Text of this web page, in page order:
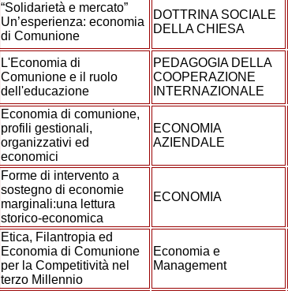
“Solidarietà e mercato”
Un’esperienza: economia
di Comunione
DOTTRINA SOCIALE
DELLA CHIESA
L'Economia di
Comunione e il ruolo
dell'educazione
PEDAGOGIA DELLA
COOPERAZIONE
INTERNAZIONALE
Economia di comunione,
profili gestionali,
organizzativi ed
economici
ECONOMIA
AZIENDALE
Forme di intervento a
sostegno di economie
marginali:una lettura
storico-economica
ECONOMIA
Etica, Filantropia ed
Economia di Comunione
per la Competitività nel
terzo Millennio
Economia e
Management